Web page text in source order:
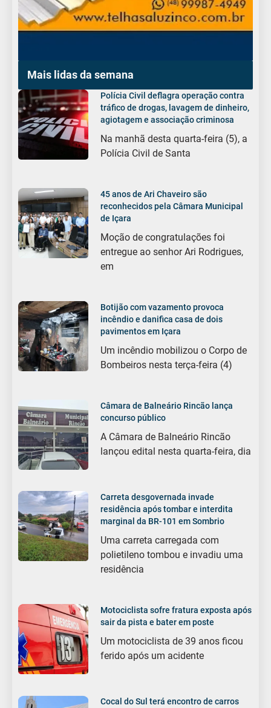
Mais lidas da semana
Polícia Civil deflagra operação contra
tráfico de drogas, lavagem de dinheiro,
agiotagem e associação criminosa
Na manhã desta quarta-feira (5), a
Polícia Civil de Santa
45 anos de Ari Chaveiro são
reconhecidos pela Câmara Municipal
de Içara
Moção de congratulações foi
entregue ao senhor Ari Rodrigues,
em
Botijão com vazamento provoca
incêndio e danifica casa de dois
pavimentos em Içara
Um incêndio mobilizou o Corpo de
Bombeiros nesta terça-feira (4)
Câmara de Balneário Rincão lança
concurso público
A Câmara de Balneário Rincão
lançou edital nesta quarta-feira, dia
Carreta desgovernada invade
residência após tombar e interdita
marginal da BR-101 em Sombrio
Uma carreta carregada com
polietileno tombou e invadiu uma
residência
Motociclista sofre fratura exposta após
sair da pista e bater em poste
Um motociclista de 39 anos ficou
ferido após um acidente
Cocal do Sul terá encontro de carros